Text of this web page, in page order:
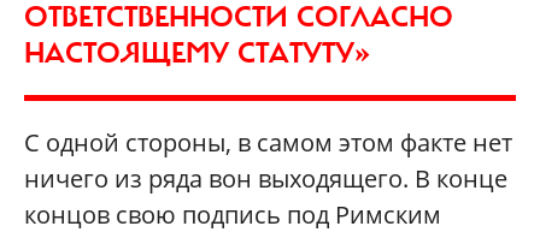
ОТВЕТСТВЕННОСТИ СОГЛАСНО
НАСТОЯЩЕМУ СТАТУТУ»
С одной стороны, в самом этом факте нет
ничего из ряда вон выходящего. В конце
концов свою подпись под Римским